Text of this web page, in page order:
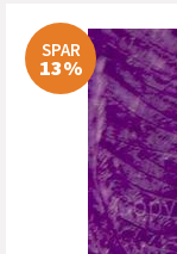
SPAR
13%